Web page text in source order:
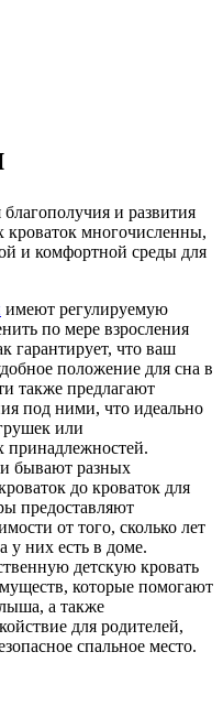
и развития
кроваток многочисленны,
и комфортной среды для
имеют регулируемую
по мере взросления
гарантирует, что ваш
положение для сна в
также предлагают
под ними, что идеально
или
принадлежностей.
бывают разных
до кроваток для
предоставляют
от того, сколько лет
у них есть в доме.
детскую кровать
которые помогают
а также
для родителей,
спальное место.